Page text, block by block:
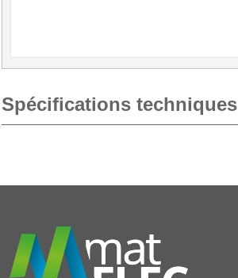
Spécifications techniques